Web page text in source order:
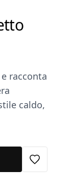
racconta
caldo,